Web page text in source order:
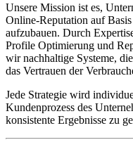
Unsere Mission ist es,
Online-Reputation auf
aufzubauen. Durch
Profile Optimierung und
wir nachhaltige Systeme,
das Vertrauen der
Jede Strategie wird
Kundenprozess des
konsistente Ergebnisse zu